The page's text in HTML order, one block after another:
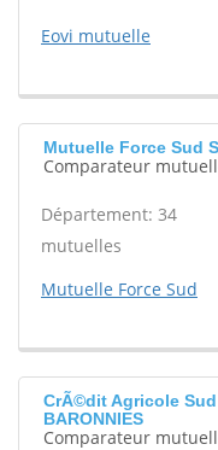
Eovi mutuelle
Mutuelle Force Sud
Comparateur
Département: 34
mutuelles
Mutuelle Force Sud
CrÃ©dit Agricole Sud
BARONNIES
Comparateur